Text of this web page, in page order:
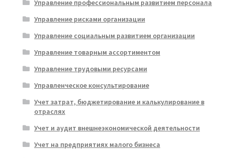
Управление профессиональным развитием персонала
Управление рисками организации
Управление социальным развитием организации
Управление товарным ассортиментом
Управление трудовыми ресурсами
Управленческое консультирование
Учет затрат, бюджетирование и калькулирование в
отраслях
Учет и аудит внешнеэкономической деятельности
Учет на предприятиях малого бизнеса